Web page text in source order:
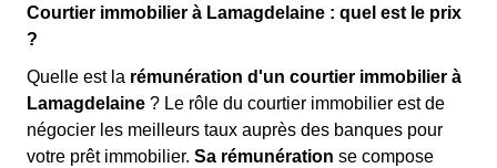
Courtier immobilier à Lamagdelaine : quel est le prix
?
Quelle est la rémunération d'un courtier immobilier à
Lamagdelaine ? Le rôle du courtier immobilier est de
négocier les meilleurs taux auprès des banques pour
votre prêt immobilier. Sa rémunération se compose